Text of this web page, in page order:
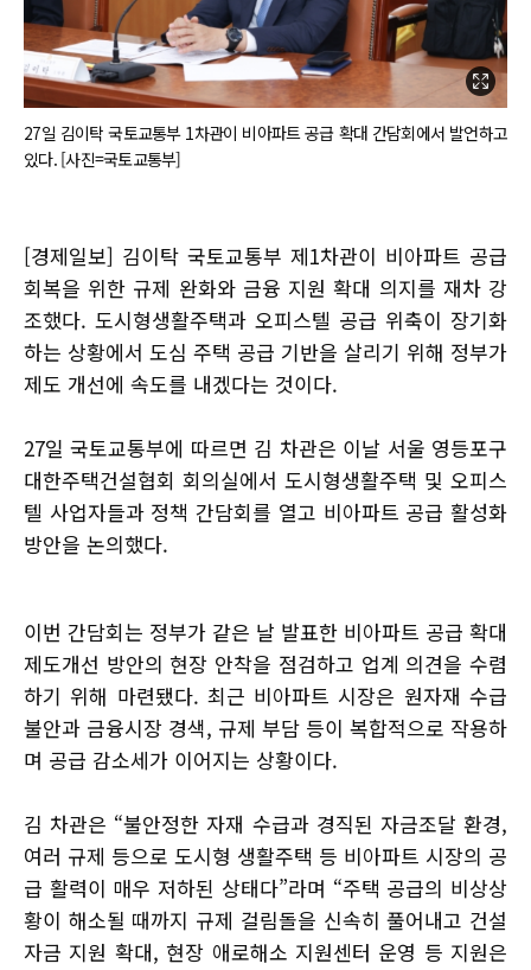
27일 김이탁 국토교통부 1차관이 비아파트 공급 확대 간담회에서 발언하고
있다. [사진=국토교통부]
[경제일보] 김이탁 국토교통부 제1차관이 비아파트 공급
회복을 위한 규제 완화와 금융 지원 확대 의지를 재차 강
조했다. 도시형생활주택과 오피스텔 공급 위축이 장기화
하는 상황에서 도심 주택 공급 기반을 살리기 위해 정부가
제도 개선에 속도를 내겠다는 것이다.
27일 국토교통부에 따르면 김 차관은 이날 서울 영등포구
대한주택건설협회 회의실에서 도시형생활주택 및 오피스
텔 사업자들과 정책 간담회를 열고 비아파트 공급 활성화
방안을 논의했다.
이번 간담회는 정부가 같은 날 발표한 비아파트 공급 확대
제도개선 방안의 현장 안착을 점검하고 업계 의견을 수렴
하기 위해 마련됐다. 최근 비아파트 시장은 원자재 수급
불안과 금융시장 경색, 규제 부담 등이 복합적으로 작용하
며 공급 감소세가 이어지는 상황이다.
김 차관은 “불안정한 자재 수급과 경직된 자금조달 환경,
여러 규제 등으로 도시형 생활주택 등 비아파트 시장의 공
급 활력이 매우 저하된 상태다”라며 “주택 공급의 비상상
황이 해소될 때까지 규제 걸림돌을 신속히 풀어내고 건설
자금 지원 확대, 현장 애로해소 지원센터 운영 등 지원은